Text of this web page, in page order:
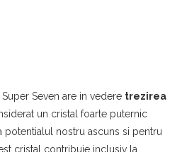
Seven are in vedere trezirea
un cristal foarte puternic
potentialul nostru ascuns si pentru
cristal contribuie inclusiv la